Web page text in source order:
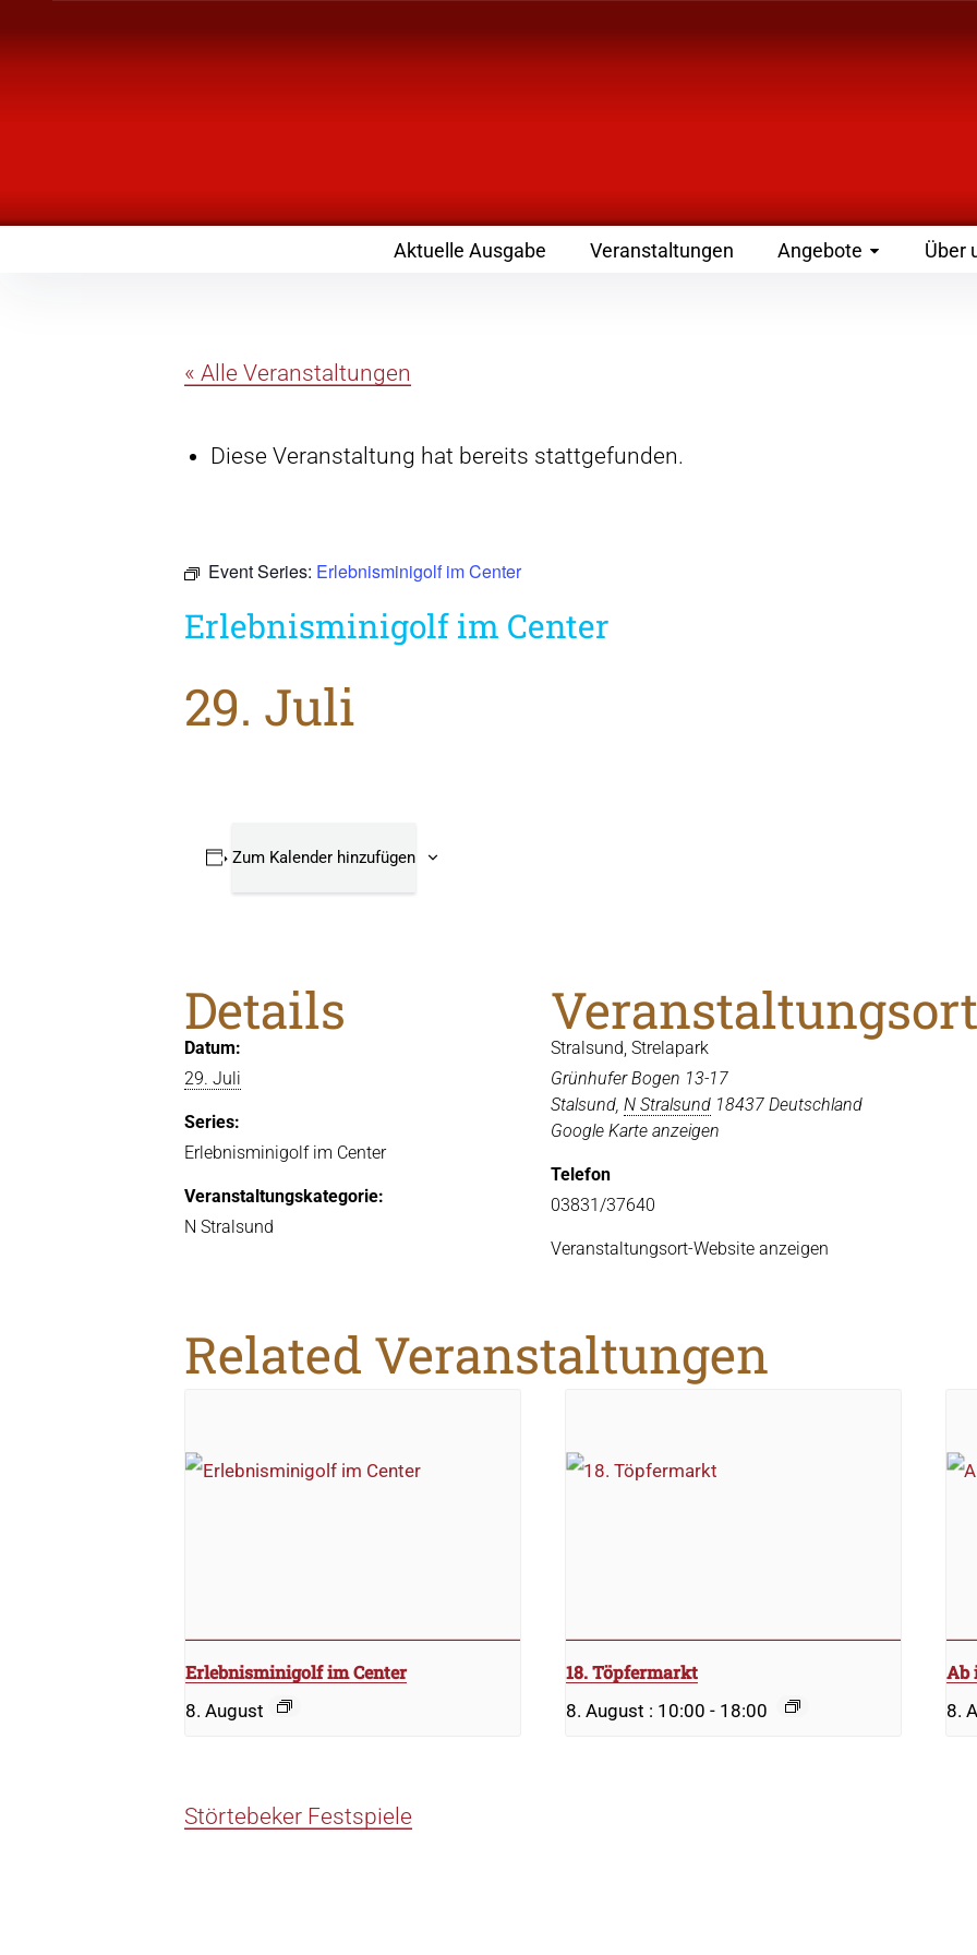
Landknirpse – Die Zeitschrift für Leute
Aktuelle Ausgabe Veranstaltungen Angebote Über
« Alle Veranstaltungen
Diese Veranstaltung hat bereits stattgefunden.
Event Series: Erlebnisminigolf im Center
Erlebnisminigolf im Center
29. Juli
Zum Kalender hinzufügen
Details
Datum:
29. Juli
Series:
Erlebnisminigolf im Center
Veranstaltungskategorie:
N Stralsund
Veranstaltungsort
Stralsund, Strelapark
Grünhufer Bogen 13-17
Stalsund, N Stralsund 18437 Deutschland
Google Karte anzeigen
Telefon
03831/37640
Veranstaltungsort-Website anzeigen
Related Veranstaltungen
Erlebnisminigolf im Center
8. August
18. Töpfermarkt
8. August : 10:00 - 18:00
Ab
8.
Störtebeker Festspiele